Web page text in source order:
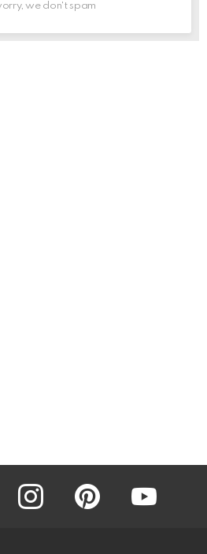
we don't spam
instagram pinterest youtube